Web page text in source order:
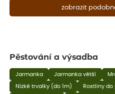
zobrazit
Pěstování a výsadba
Jarmanka Jarmanka větší
Nízké trvalky (do 1m) Rostliny